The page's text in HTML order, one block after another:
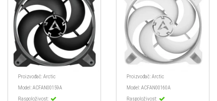
Proizvođač:Arctic
Model:ACFAN00159A
Raspoloživost:
Proizvođač:Arctic
Model:ACFAN00160A
Raspoloživost: